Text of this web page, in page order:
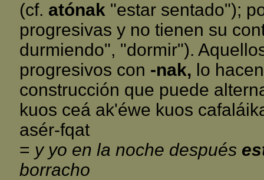
(cf. atónak "estar sentado");
progresivas y no tienen su
durmiendo", "dormir").
progresivos con -nak, lo
construcción que puede
kuos ceá ak'éwe kuos
asér-fqat
= y yo en la noche después
borracho